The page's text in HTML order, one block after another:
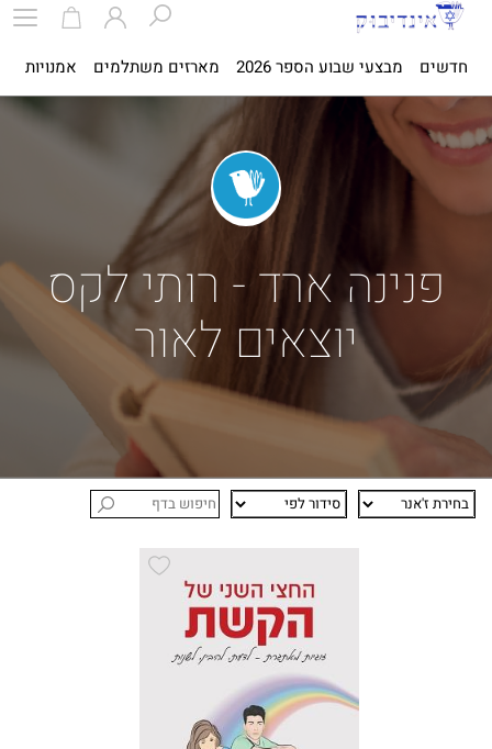
חדשים מבצעי שבוע הספר 2026 מארזים משתלמים אמנויות
פנינה ארד - רותי לקס
יוצאים לאור